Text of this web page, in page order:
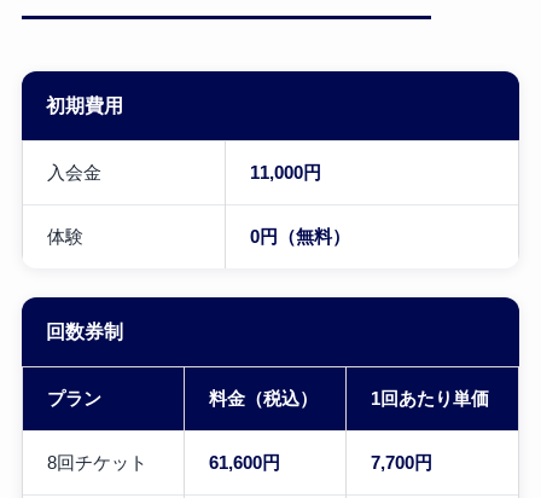
初期費用
入会金 11,000円
体験 0円（無料）
回数券制
プラン 料金（税込） 1回あたり単価
8回チケット 61,600円 7,700円